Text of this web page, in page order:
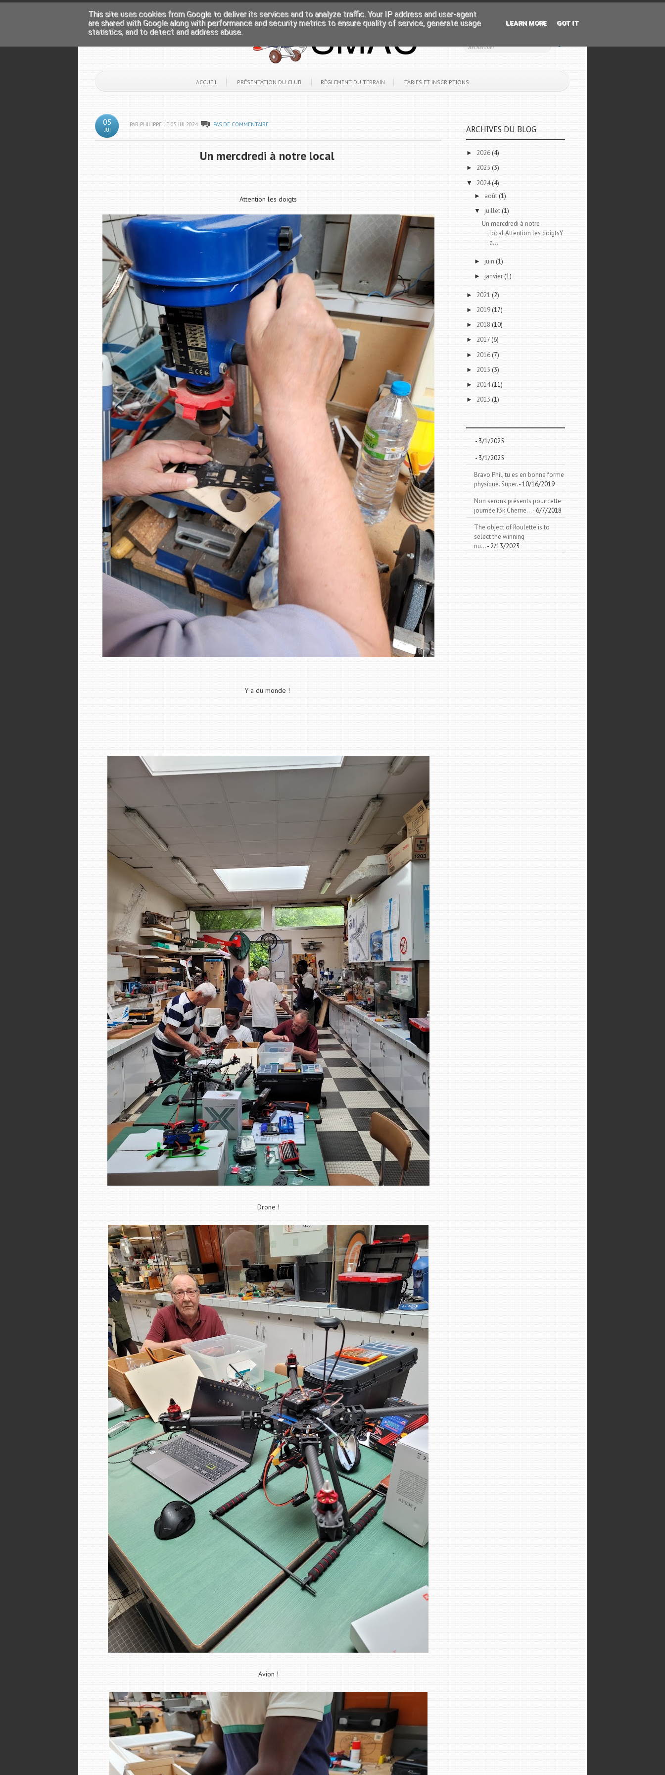
ACCUEIL PRÉSENTATION DU CLUB RÈGLEMENT DU TERRAIN TARIFS ET INSCRIPTIONS
05
JUI
PAR PHILIPPE LE 05JUI 2024 PAS DE COMMENTAIRE
Un mercdredi à notre local
Attention les doigts
Y a du monde !
Drone !
Avion !
ARCHIVES DU BLOG
► 2026 (4)
► 2025 (3)
▼ 2024(4)
► août (1)
▼ juillet(1)
Un mercdredi à notre
local Attention les doigtsY
a...
► juin (1)
► janvier(1)
► 2021 (2)
► 2019(17)
► 2018 (10)
► 2017 (6)
► 2016(7)
► 2015 (3)
► 2014(11)
► 2013 (1)
- 3/1/2025
- 3/1/2025
Bravo Phil, tu es en bonne forme
physique. Super.- 10/16/2019
Non serons présents pour cette
journée f3k Cherrie...- 6/7/2018
The object of Roulette is to
select the winning
nu...- 2/13/2023
This site uses cookies from Google to deliver its services and to analyze traffic. Your IP address and user-agent
are shared with Google along with performance and security metrics to ensure quality of service, generate usage
statistics, and to detect and address abuse.
LEARN MORE GOT IT